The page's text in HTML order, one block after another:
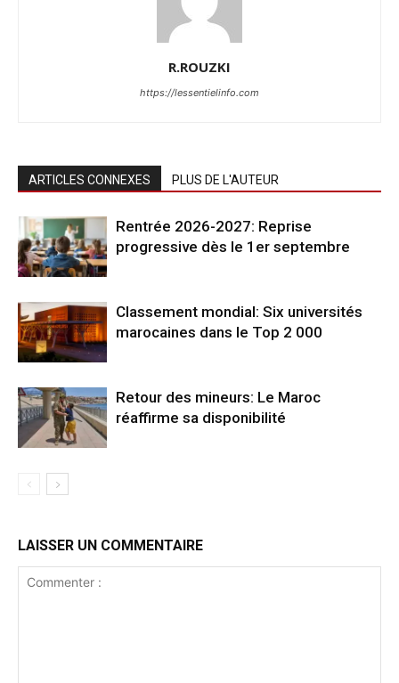
R.ROUZKI
https://lessentielinfo.com
ARTICLES CONNEXES PLUS DE L'AUTEUR
Rentrée 2026-2027: Reprise
progressive dès le 1er septembre
Classement mondial: Six universités
marocaines dans le Top 2 000
Retour des mineurs: Le Maroc
réaffirme sa disponibilité
LAISSER UN COMMENTAIRE